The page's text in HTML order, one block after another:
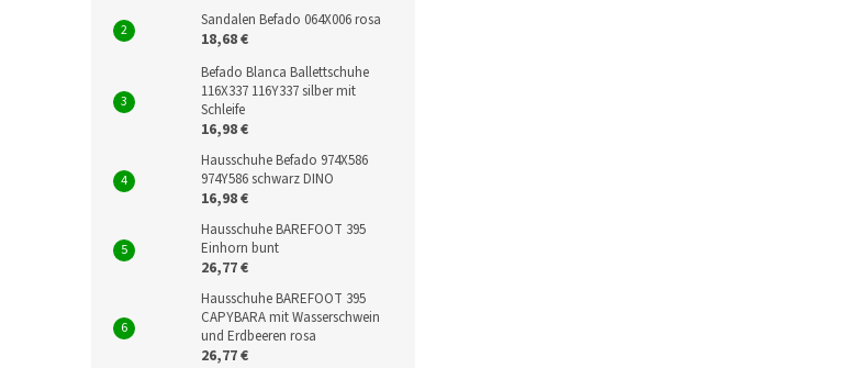
Sandalen Befado 064X006 rosa
18,68 €
Befado Blanca Ballettschuhe
116X337 116Y337 silber mit
Schleife
16,98 €
Hausschuhe Befado 974X586
974Y586 schwarz DINO
16,98 €
Hausschuhe BAREFOOT 395
Einhorn bunt
26,77 €
Hausschuhe BAREFOOT 395
CAPYBARA mit Wasserschwein
und Erdbeeren rosa
26,77 €